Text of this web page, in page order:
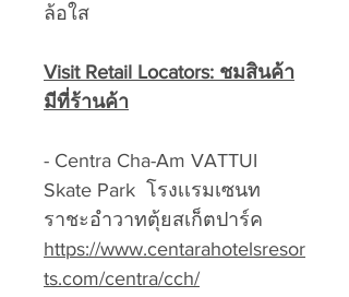
ล้อใส
Visit Retail Locators: ชมสินค้า
มีที่ร้านค้า
- Centra Cha-Am VATTUI
Skate Park โรงเเรมเซนท
ราชะอำวาทตุ้ยสเก็ตปาร์ค
https://www.centarahotelsresor
ts.com/centra/cch/